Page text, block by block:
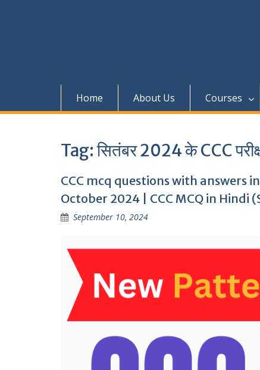
Home About Us Courses
Tag:सितंबर 2024 के CCC
CCC mcq questions with answers
October 2024 | CCC MCQ in Hindi
September 10, 2024